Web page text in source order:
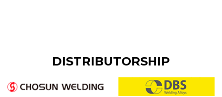
DISTRIBUTORSHIP